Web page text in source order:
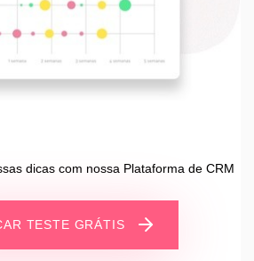
dicas com nossa Plataforma de CRM
TESTE GRÁTIS